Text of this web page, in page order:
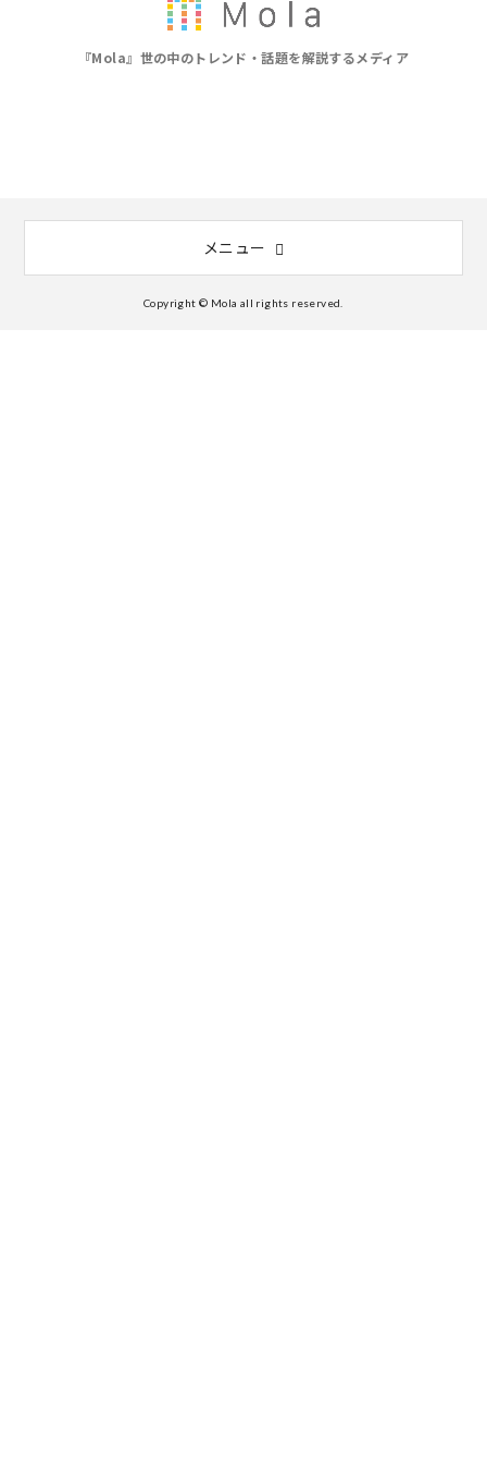
『Mola』世の中のトレンド・話題を解説するメディア
メニュー
Copyright © Mola all rights reserved.